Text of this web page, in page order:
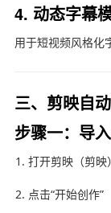
4. 动态字幕
用于短视频风格化
三、剪映自
步骤一：导
打开剪映（剪映）
点击“开始创作”